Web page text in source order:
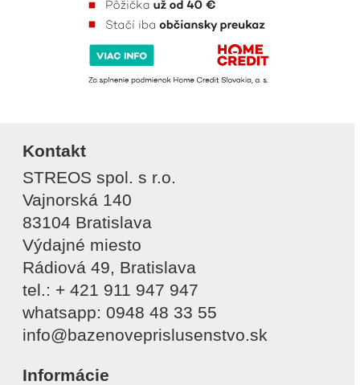
Kontakt
STREOS spol. s r.o.
Vajnorská 140
83104 Bratislava
Výdajné miesto
Rádiová 49, Bratislava
tel.: + 421 911 947 947
whatsapp: 0948 48 33 55
info@bazenoveprislusenstvo.sk
Informácie